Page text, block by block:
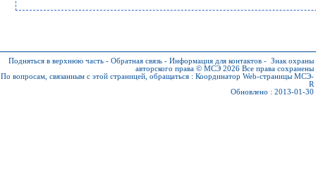
Подняться в верхнюю часть - Обратная связь - Информация для контактов - Знак охраны
авторского права © МСЭ 2026 Все права сохранены
По вопросам, связанным с этой страницей, обращаться : Координатор Web-страницы МСЭ-
R
Обновлено : 2013-01-30